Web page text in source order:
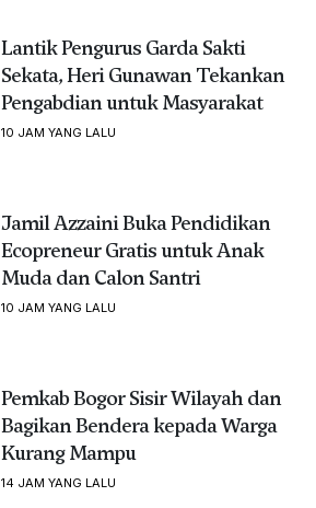
Lantik Pengurus Garda Sakti
Sekata, Heri Gunawan Tekankan
Pengabdian untuk Masyarakat
10 JAM YANG LALU
Jamil Azzaini Buka Pendidikan
Ecopreneur Gratis untuk Anak
Muda dan Calon Santri
10 JAM YANG LALU
Pemkab Bogor Sisir Wilayah dan
Bagikan Bendera kepada Warga
Kurang Mampu
14 JAM YANG LALU